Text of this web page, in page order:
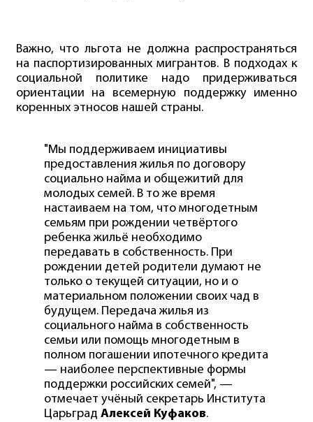
Важно, что льгота не должна распространяться
на паспортизированных мигрантов. В подходах к
социальной политике надо придерживаться
ориентации на всемерную поддержку именно
коренных этносов нашей страны.
"Мы поддерживаем инициативы
предоставления жилья по договору
социально найма и общежитий для
молодых семей. В то же время
настаиваем на том, что многодетным
семьям при рождении четвёртого
ребенка жильё необходимо
передавать в собственность. При
рождении детей родители думают не
только о текущей ситуации, но и о
материальном положении своих чад в
будущем. Передача жилья из
социального найма в собственность
семьи или помощь многодетным в
полном погашении ипотечного кредита
— наиболее перспективные формы
поддержки российских семей", —
отмечает учёный секретарь Института
Царьград Алексей Куфаков.